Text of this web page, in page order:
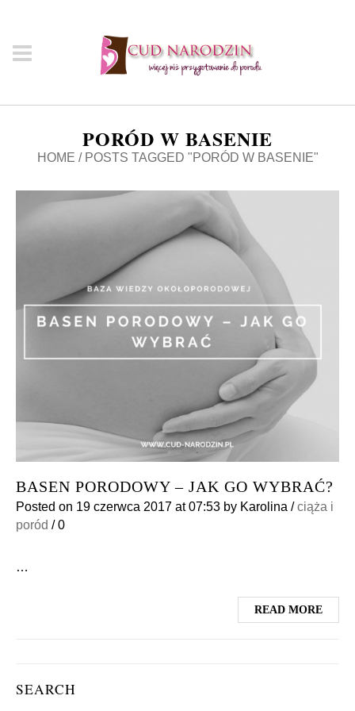
PORÓD W BASENIE
HOME / POSTS TAGGED "PORÓD W BASENIE"
BASEN PORODOWY – JAK GO WYBRAĆ?
Posted on 19 czerwca 2017 at 07:53 by Karolina /ciąża i
poród /0
…
READ MORE
SEARCH